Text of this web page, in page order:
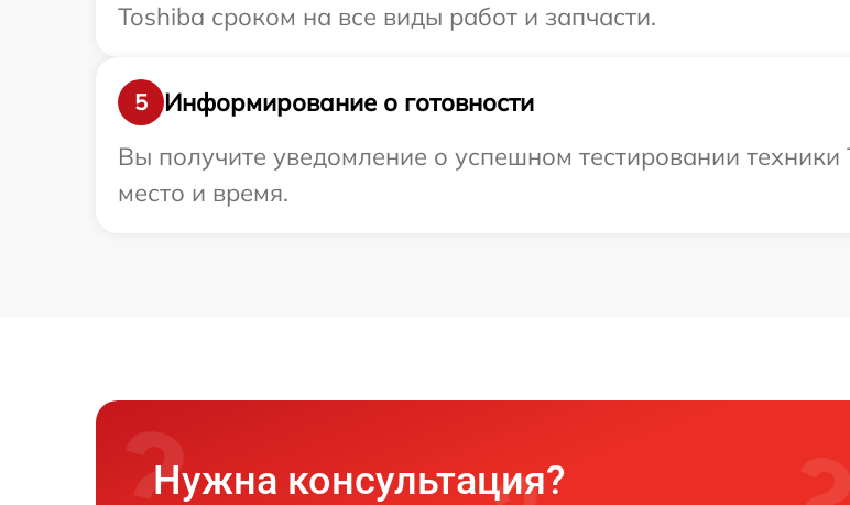
Toshiba сроком на все виды работ и запчасти.
5
Информирование о готовности
Вы получите уведомление о успешном тестировании техники
место и время.
Нужна консультация?